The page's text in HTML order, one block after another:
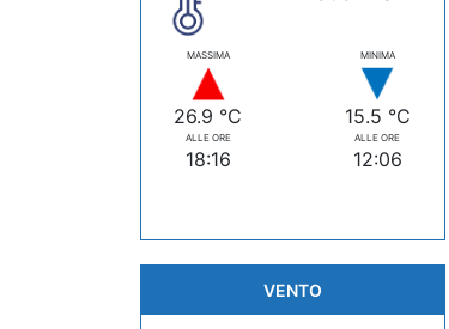
MASSIMA
26.9 °C
ALLE ORE
18:16
MINIMA
15.5 °C
ALLE ORE
12:06
VENTO